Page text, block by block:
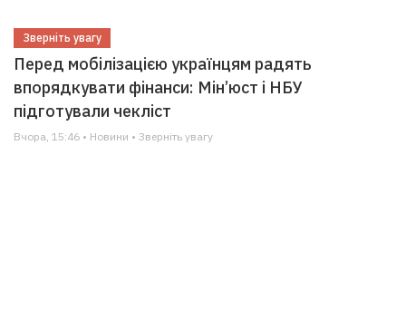
Зверніть увагу
Перед мобілізацією українцям радять
впорядкувати фінанси: Мін’юст і НБУ
підготували чекліст
Вчора, 15:46 • Новини • Зверніть увагу